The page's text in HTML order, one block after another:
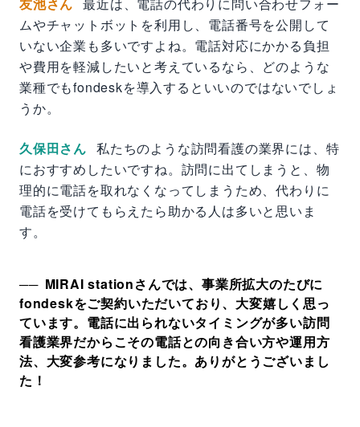
友池さん 最近は、電話の代わりに問い合わせフォー
ムやチャットボットを利用し、電話番号を公開して
いない企業も多いですよね。電話対応にかかる負担
や費用を軽減したいと考えているなら、どのような
業種でもfondeskを導入するといいのではないでしょ
うか。
久保田さん 私たちのような訪問看護の業界には、特
におすすめしたいですね。訪問に出てしまうと、物
理的に電話を取れなくなってしまうため、代わりに
電話を受けてもらえたら助かる人は多いと思いま
す。
MIRAI stationさんでは、事業所拡大のたびに
fondeskをご契約いただいており、大変嬉しく思っ
ています。電話に出られないタイミングが多い訪問
看護業界だからこその電話との向き合い方や運用方
法、大変参考になりました。ありがとうございまし
た！